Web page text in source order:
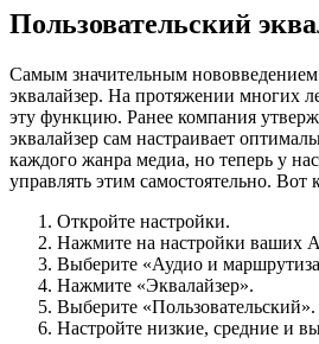
Пользовательский
Самым значительным нововведением
эквалайзер. На протяжении многих
эту функцию. Ранее компания
эквалайзер сам настраивает
каждого жанра медиа, но теперь у
управлять этим самостоятельно. Вот
Откройте настройки.
Нажмите на настройки ваших
Выберите «Аудио и
Нажмите «Эквалайзер».
Выберите «Пользовательский».
Настройте низкие, средние и